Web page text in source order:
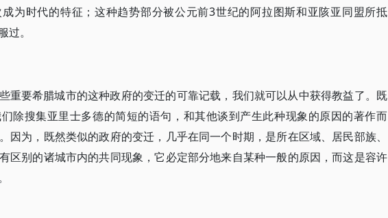
为时代的特征；这种趋势部分被公元前3世纪的阿拉图斯和亚陔亚同盟所抵
。
重要希腊城市的这种政府的变迁的可靠记载，我们就可以从中获得教益了。既
除搜集亚里士多德的简短的语句，和其他谈到产生此种现象的原因的著作而
因为，既然类似的政府的变迁，几乎在同一个时期，是所在区域、居民部族、
区别的诸城市内的共同现象，它必定部分地来自某种一般的原因，而这是容许